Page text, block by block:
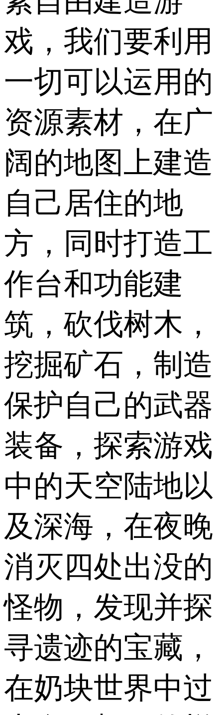
戏，我们要利用
一切可以运用的
资源素材，在广
阔的地图上建造
自己居住的地
方，同时打造工
作台和功能建
筑，砍伐树木，
挖掘矿石，制造
保护自己的武器
装备，探索游戏
中的天空陆地以
及深海，在夜晚
消灭四处出没的
怪物，发现并探
寻遗迹的宝藏，
在奶块世界中过